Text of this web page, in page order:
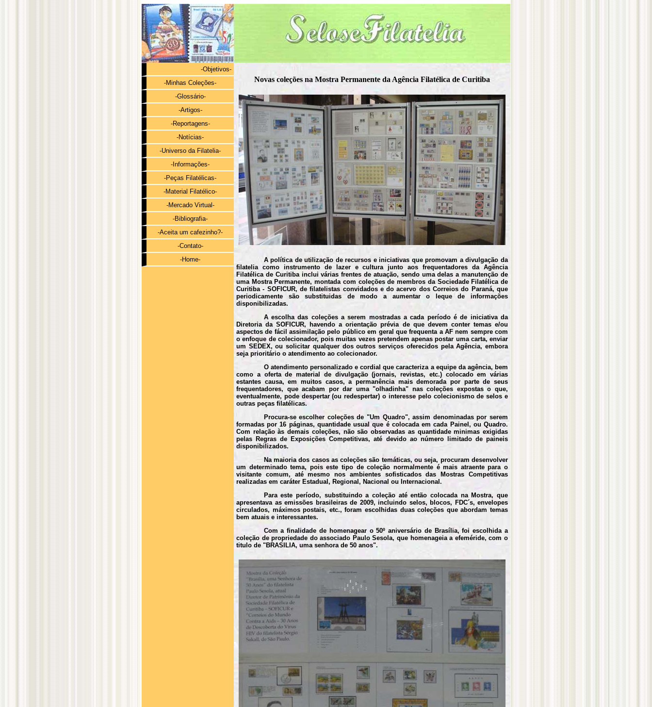
-Objetivos-
-Minhas Coleções-
-Glossário-
-Artigos-
-Reportagens-
-Notícias-
-Universo da Filatelia-
-Informações-
-Peças Filatélicas-
-Material Filatélico-
-Mercado Virtual-
-Bibliografia-
-Aceita um cafezinho?-
-Contato-
-Home-
Novas coleções na Mostra Permanente da Agência Filatélica de Curitiba
A política de utilização de recursos e iniciativas que promovam a divulgação da
filatelia como instrumento de lazer e cultura junto aos frequentadores da Agência
Filatélica de Curitiba inclui várias frentes de atuação, sendo uma delas a manutenção de
uma Mostra Permanente, montada com coleções de membros da Sociedade Filatélica de
Curitiba - SOFICUR, de filatelistas convidados e do acervo dos Correios do Paraná, que
periodicamente são substituidas de modo a aumentar o leque de informações
disponibilizadas.
A escolha das coleções a serem mostradas a cada período é de iniciativa da
Diretoria da SOFICUR, havendo a orientação prévia de que devem conter temas e/ou
aspectos de fácil assimilação pelo público em geral que frequenta a AF nem sempre com
o enfoque de colecionador, pois muitas vezes pretendem apenas postar uma carta, enviar
um SEDEX, ou solicitar qualquer dos outros serviços oferecidos pela Agência, embora
seja prioritário o atendimento ao colecionador.
O atendimento personalizado e cordial que caracteriza a equipe da agência, bem
como a oferta de material de divulgação (jornais, revistas, etc.) colocado em várias
estantes causa, em muitos casos, a permanência mais demorada por parte de seus
frequentadores, que acabam por dar uma "olhadinha" nas coleções expostas o que,
eventualmente, pode despertar (ou redespertar) o interesse pelo colecionismo de selos e
outras peças filatélicas.
Procura-se escolher coleções de "Um Quadro", assim denominadas por serem
formadas por 16 páginas, quantidade usual que é colocada em cada Painel, ou Quadro.
Com relação às demais coleções, não são observadas as quantidade minimas exigidas
pelas Regras de Exposições Competitivas, até devido ao número limitado de paineis
disponibilizados.
Na maioria dos casos as coleções são temáticas, ou seja, procuram desenvolver
um determinado tema, pois este tipo de coleção normalmente é mais atraente para o
visitante comum, até mesmo nos ambientes sofisticados das Mostras Competitivas
realizadas em caráter Estadual, Regional, Nacional ou Internacional.
Para este período, substituindo a coleção até então colocada na Mostra, que
apresentava as emissões brasileiras de 2009, incluindo selos, blocos, FDC´s, envelopes
circulados, máximos postais, etc., foram escolhidas duas coleções que abordam temas
bem atuais e interessantes.
Com a finalidade de homenagear o 50º aniversário de Brasília, foi escolhida a
coleção de propriedade do associado Paulo Sesola, que homenageia a efeméride, com o
titulo de "BRASILIA, uma senhora de 50 anos".